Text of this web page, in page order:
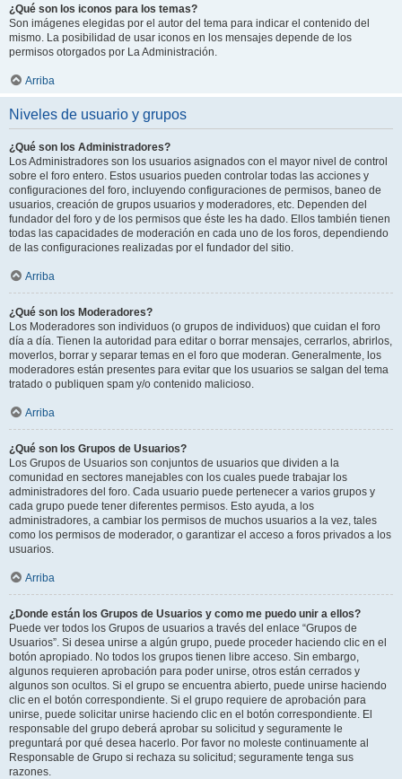
¿Qué son los iconos para los temas?
Son imágenes elegidas por el autor del tema para indicar el contenido del
mismo. La posibilidad de usar iconos en los mensajes depende de los
permisos otorgados por La Administración.
Arriba
Niveles de usuario y grupos
¿Qué son los Administradores?
Los Administradores son los usuarios asignados con el mayor nivel de control
sobre el foro entero. Estos usuarios pueden controlar todas las acciones y
configuraciones del foro, incluyendo configuraciones de permisos, baneo de
usuarios, creación de grupos usuarios y moderadores, etc. Dependen del
fundador del foro y de los permisos que éste les ha dado. Ellos también tienen
todas las capacidades de moderación en cada uno de los foros, dependiendo
de las configuraciones realizadas por el fundador del sitio.
Arriba
¿Qué son los Moderadores?
Los Moderadores son individuos (o grupos de individuos) que cuidan el foro
día a día. Tienen la autoridad para editar o borrar mensajes, cerrarlos, abrirlos,
moverlos, borrar y separar temas en el foro que moderan. Generalmente, los
moderadores están presentes para evitar que los usuarios se salgan del tema
tratado o publiquen spam y/o contenido malicioso.
Arriba
¿Qué son los Grupos de Usuarios?
Los Grupos de Usuarios son conjuntos de usuarios que dividen a la
comunidad en sectores manejables con los cuales puede trabajar los
administradores del foro. Cada usuario puede pertenecer a varios grupos y
cada grupo puede tener diferentes permisos. Esto ayuda, a los
administradores, a cambiar los permisos de muchos usuarios a la vez, tales
como los permisos de moderador, o garantizar el acceso a foros privados a los
usuarios.
Arriba
¿Donde están los Grupos de Usuarios y como me puedo unir a ellos?
Puede ver todos los Grupos de usuarios a través del enlace “Grupos de
Usuarios”. Si desea unirse a algún grupo, puede proceder haciendo clic en el
botón apropiado. No todos los grupos tienen libre acceso. Sin embargo,
algunos requieren aprobación para poder unirse, otros están cerrados y
algunos son ocultos. Si el grupo se encuentra abierto, puede unirse haciendo
clic en el botón correspondiente. Si el grupo requiere de aprobación para
unirse, puede solicitar unirse haciendo clic en el botón correspondiente. El
responsable del grupo deberá aprobar su solicitud y seguramente le
preguntará por qué desea hacerlo. Por favor no moleste continuamente al
Responsable de Grupo si rechaza su solicitud; seguramente tenga sus
razones.